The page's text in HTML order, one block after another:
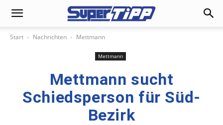
Start Nachrichten Mettmann
Mettmann
Mettmann sucht
Schiedsperson für Süd-
Bezirk